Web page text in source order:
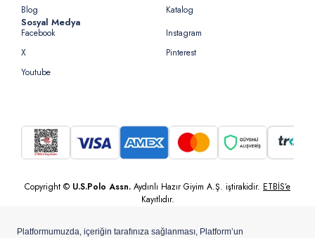
Blog
Katalog
Sosyal Medya
Facebook
Instagram
X
Pinterest
Youtube
Copyright © U.S.Polo Assn. Aydınlı Hazır Giyim A.Ş. iştirakidir. ETBİS’e
Kayıtlıdır.